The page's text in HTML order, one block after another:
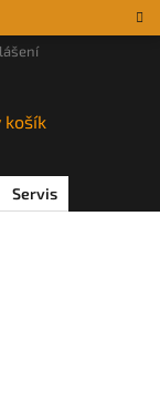
PROGRAM
košík
Servis